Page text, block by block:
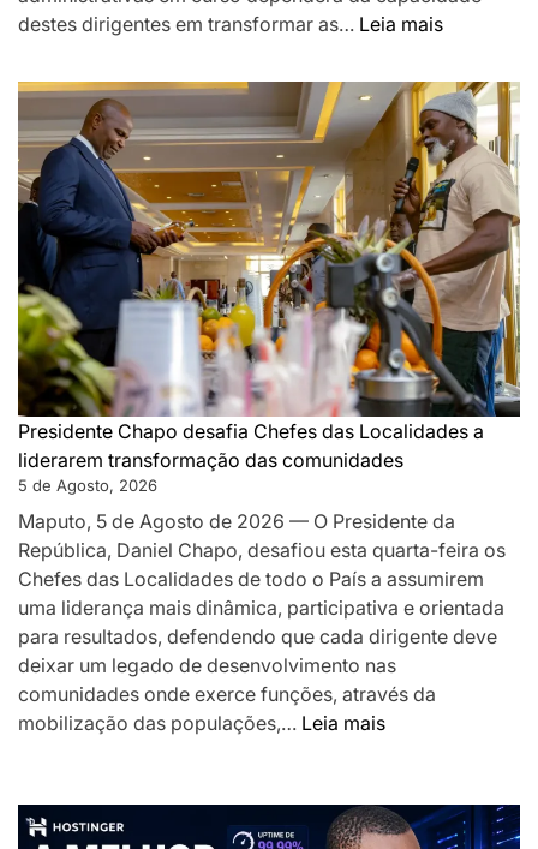
destes dirigentes em transformar as… Leia mais:
destaca
Chefes
das
como
pilar
da
de
e
desafia-
os
o
local
Presidente Chapo desafia Chefes das Localidades a
liderarem transformação das comunidades
5 de Agosto, 2026
Maputo, 5 de Agosto de 2026 — O Presidente da
República, Daniel Chapo, desafiou esta quarta-feira os
Chefes das Localidades de todo o País a assumirem
uma liderança mais dinâmica, participativa e orientada
para resultados, defendendo que cada dirigente deve
deixar um legado de desenvolvimento nas
comunidades onde exerce funções, através da
mobilização das populações,… Leia mais:
desafia
Chefes